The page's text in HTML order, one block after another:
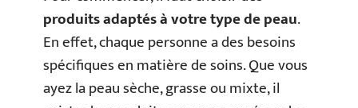
produits adaptés à votre type de peau.
En effet, chaque personne a des besoins
spécifiques en matière de soins. Que vous
ayez la peau sèche, grasse ou mixte, il